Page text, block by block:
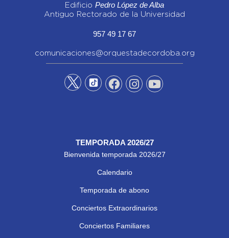
Edificio Pedro López de Alba
Antiguo Rectorado de la Universidad
957 49 17 67
comunicaciones@orquestadecordoba.org
TEMPORADA 2026/27
Bienvenida temporada 2026/27
Calendario
Temporada de abono
Conciertos Extraordinarios
Conciertos Familiares